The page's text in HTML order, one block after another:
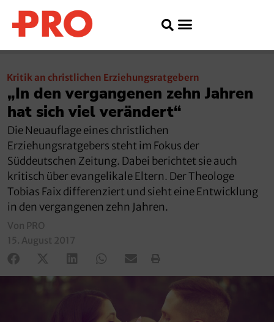
Kritik an christlichen Erziehungsratgebern
„In den vergangenen zehn Jahren
hat sich viel verändert“
Die Neuauflage eines christlichen
Erziehungsratgebers steht im Fokus der
Süddeutschen Zeitung. Dabei berichtet sie auch
kritisch über evangelikale Eltern. Der Theologe
Tobias Faix differenziert und sieht eine Entwicklung
in den vergangenen zehn Jahren.
Von PRO
15. August 2017